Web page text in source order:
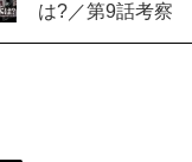
は?／第9話考察